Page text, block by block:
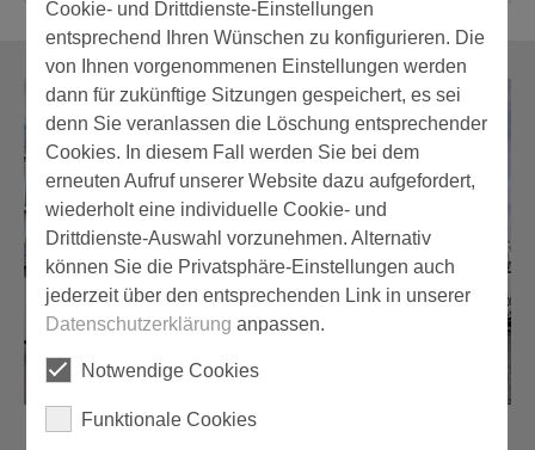
Cookie- und Drittdienste-Einstellungen
entsprechend Ihren Wünschen zu konfigurieren. Die
von Ihnen vorgenommenen Einstellungen werden
dann für zukünftige Sitzungen gespeichert, es sei
denn Sie veranlassen die Löschung entsprechender
Cookies. In diesem Fall werden Sie bei dem
erneuten Aufruf unserer Website dazu aufgefordert,
wiederholt eine individuelle Cookie- und
Drittdienste-Auswahl vorzunehmen. Alternativ
können Sie die Privatsphäre-Einstellungen auch
jederzeit über den entsprechenden Link in unserer
Datenschutzerklärung anpassen.
Notwendige Cookies
Funktionale Cookies